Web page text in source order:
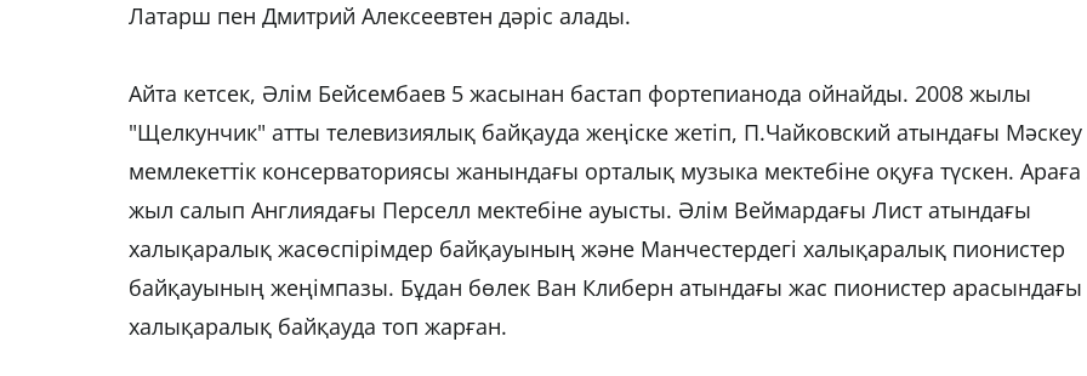
Латарш пен Дмитрий Алексеевтен дәріс алады.
Айта кетсек, Әлім Бейсембаев 5 жасынан бастап фортепианода ойнайды. 2008 жылы
"Щелкунчик" атты телевизиялық байқауда жеңіске жетіп, П.Чайковский атындағы Мәскеу
мемлекеттік консерваториясы жанындағы орталық музыка мектебіне оқуға түскен. Араға
жыл салып Англиядағы Перселл мектебіне ауысты. Әлім Веймардағы Лист атындағы
халықаралық жасөспірімдер байқауының және Манчестердегі халықаралық пионистер
байқауының жеңімпазы. Бұдан бөлек Ван Клиберн атындағы жас пионистер арасындағы
халықаралық байқауда топ жарған.